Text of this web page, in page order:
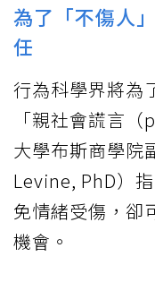
為了「不傷人
任
行為科學界將為
「親社會謊言
大學布斯商學院
Levine, PhD）
免情緒受傷，卻
機會。